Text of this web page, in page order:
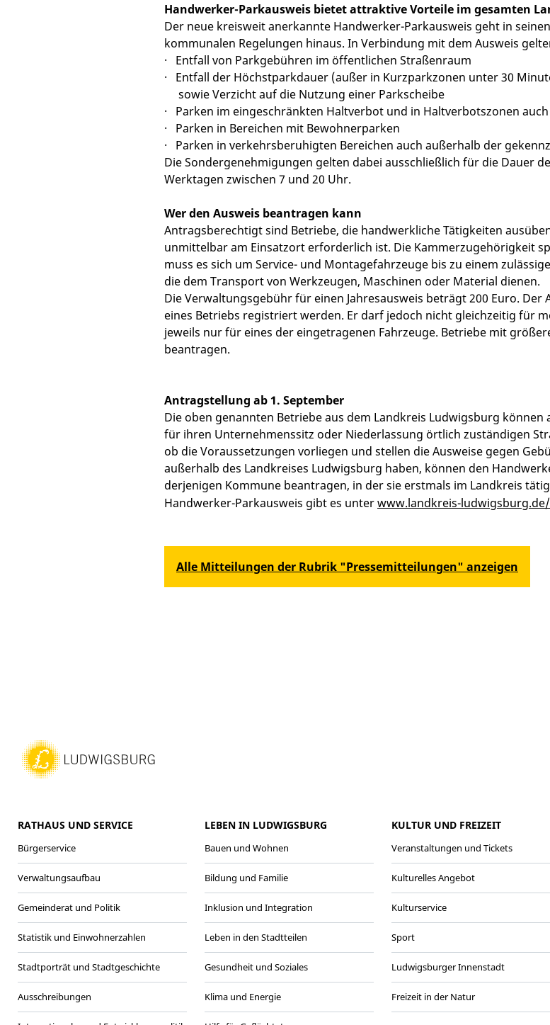
Handwerker-Parkausweis bietet attraktive Vorteile im gesamten
Der neue kreisweit anerkannte Handwerker-Parkausweis geht in
kommunalen Regelungen hinaus. In Verbindung mit dem Ausweis
· Entfall von Parkgebühren im öffentlichen Straßenraum
· Entfall der Höchstparkdauer (außer in Kurzparkzonen unter 30
sowie Verzicht auf die Nutzung einer Parkscheibe
· Parken im eingeschränkten Haltverbot und in Haltverbotszonen
· Parken in Bereichen mit Bewohnerparken
· Parken in verkehrsberuhigten Bereichen auch außerhalb der
Die Sondergenehmigungen gelten dabei ausschließlich für die Dauer
Werktagen zwischen 7 und 20 Uhr.
Wer den Ausweis beantragen kann
Antragsberechtigt sind Betriebe, die handwerkliche Tätigkeiten
unmittelbar am Einsatzort erforderlich ist. Die Kammerzugehörigkeit
muss es sich um Service- und Montagefahrzeuge bis zu einem
die dem Transport von Werkzeugen, Maschinen oder Material dienen.
Die Verwaltungsgebühr für einen Jahresausweis beträgt 200 Euro. Der
eines Betriebs registriert werden. Er darf jedoch nicht gleichzeitig für
jeweils nur für eines der eingetragenen Fahrzeuge. Betriebe mit
beantragen.
Antragstellung ab 1. September
Die oben genannten Betriebe aus dem Landkreis Ludwigsburg können
für ihren Unternehmenssitz oder Niederlassung örtlich zuständigen
ob die Voraussetzungen vorliegen und stellen die Ausweise gegen
außerhalb des Landkreises Ludwigsburg haben, können den
derjenigen Kommune beantragen, in der sie erstmals im Landkreis
Handwerker-Parkausweis gibt es unterwww.landkreis-
Alle Mitteilungen der Rubrik "Pressemitteilungen" anzeigen
RATHAUS UND SERVICE
Bürgerservice
Verwaltungsaufbau
Gemeinderat und Politik
Statistik und Einwohnerzahlen
Stadtporträt und Stadtgeschichte
Ausschreibungen
LEBEN IN LUDWIGSBURG
Bauen und Wohnen
Bildung und Familie
Inklusion und Integration
Leben in den Stadtteilen
Gesundheit und Soziales
Klima und Energie
KULTUR UND FREIZEIT
Veranstaltungen und Tickets
Kulturelles Angebot
Kulturservice
Sport
Ludwigsburger Innenstadt
Freizeit in der Natur